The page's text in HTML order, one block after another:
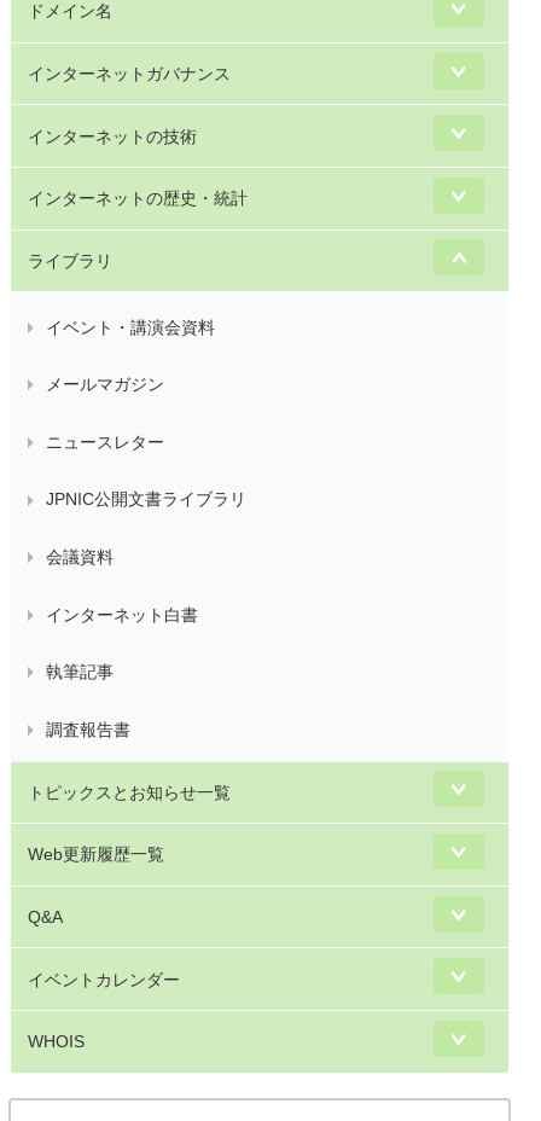
ドメイン名
インターネットガバナンス
インターネットの技術
インターネットの歴史・統計
ライブラリ
イベント・講演会資料
メールマガジン
ニュースレター
JPNIC公開文書ライブラリ
会議資料
インターネット白書
執筆記事
調査報告書
トピックスとお知らせ一覧
Web更新履歴一覧
Q&A
イベントカレンダー
WHOIS